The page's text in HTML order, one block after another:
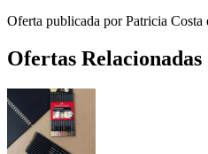
Oferta publicada por Patricia Costa
Ofertas Relacionadas